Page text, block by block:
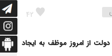
42
از امروز موظف به ایجاد